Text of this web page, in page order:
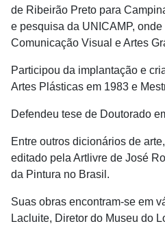
de Ribeirão Preto para
e pesquisa da UNICAMP,
Comunicação Visual e Artes
Participou da implantação e
Artes Plásticas em 1983 e
Defendeu tese de Doutorado
Entre outros dicionários de
editado pela Artlivre de José
da Pintura no Brasil.
Suas obras encontram-se em
Lacluite, Diretor do Museu do